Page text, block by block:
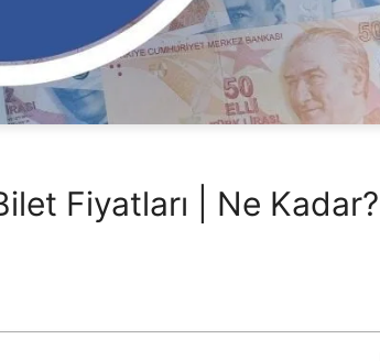
Fiyatları | Ne Kadar? |